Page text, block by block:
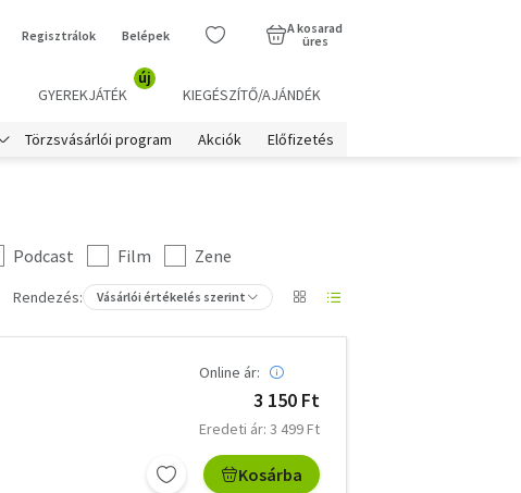
Regisztrálok Belépek
A kosarad
üres
GYEREKJÁTÉK
új
KIEGÉSZÍTŐ/AJÁNDÉK
Törzsvásárlói program Akciók Előfizetés
Podcast Film
Zene
Rendezés: Vásárlói értékelés szerint
Online ár:
3 150 Ft
Eredeti ár: 3 499 Ft
Kosárba